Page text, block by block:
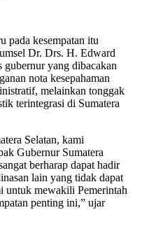
pada kesempatan itu
Dr. Drs. H. Edward
yang dibacakan
nota kesepahaman
melainkan tonggak
terintegrasi di Sumatera
Selatan, kami
Gubernur Sumatera
berharap dapat hadir
lain yang tidak dapat
untuk mewakili Pemerintah
penting ini,” ujar